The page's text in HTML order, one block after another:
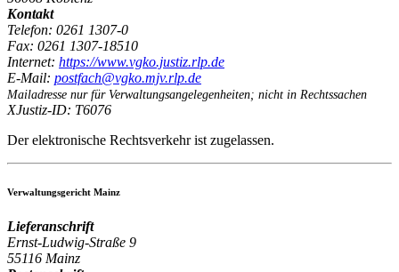
Kontakt
Telefon: 0261 1307-0
Fax: 0261 1307-18510
Internet: https://www.vgko.justiz.rlp.de
E-Mail: postfach@vgko.mjv.rlp.de
Mailadresse nur für Verwaltungsangelegenheiten; nicht in Rechtssachen
XJustiz-ID: T6076
Der elektronische Rechtsverkehr ist zugelassen.
Verwaltungsgericht Mainz
Lieferanschrift
Ernst-Ludwig-Straße 9
55116 Mainz